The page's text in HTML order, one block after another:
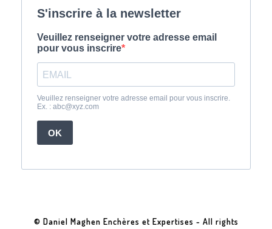
© Daniel Maghen Enchères et Expertises - All rights